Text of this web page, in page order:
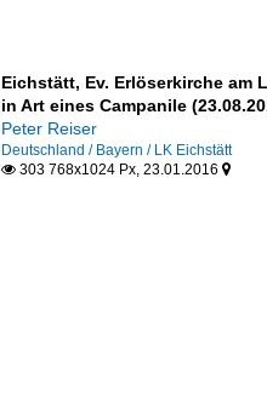
Eichstätt, Ev. Erlöserkirche am
in Art eines Campanile
Peter Reiser
Deutschland / Bayern / LK Eichstätt
303 768x1024 Px, 23.01.2016 